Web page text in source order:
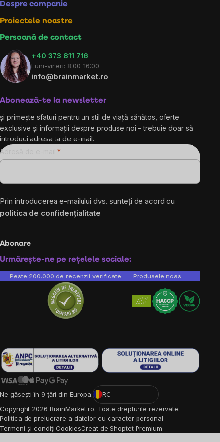
Despre companie
Proiectele noastre
Persoană de contact
+40 373 811 716
Luni-vineri: 8:00-16:00
info@brainmarket.ro
Abonează-te la newsletter
și primește sfaturi pentru un stil de viață sănătos, oferte
exclusive și informații despre produse noi – trebuie doar să
introduci adresa ta de e-mail.
Adresă de e-mail
Prin introducerea e-mailului dvs. sunteți de acord cu
politica de confidențialitate
Abonare
Urmărește-ne pe rețelele sociale:
Peste 200.000 de recenzii verificate Produsele noastre sunt
Ne găsești în 9 țări din Europa:
RO
Copyright 2026 BrainMarket.ro. Toate drepturile rezervate.
Politica de prelucrare a datelor cu caracter personal
Termeni și condițiiCookiesCreat de Shoptet Premium